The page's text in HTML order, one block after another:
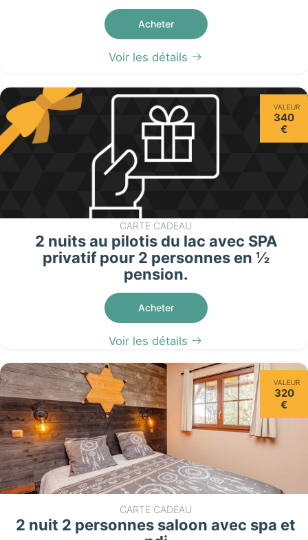
Acheter
Voir les détails
VALEUR
340
€
CARTE CADEAU
2 nuits au pilotis du lac avec SPA
privatif pour 2 personnes en ½
pension.
Acheter
Voir les détails
VALEUR
320
€
CARTE CADEAU
2 nuit 2 personnes saloon avec spa et